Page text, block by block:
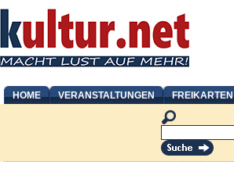
HOME VERANSTALTUNGEN FREIKARTEN